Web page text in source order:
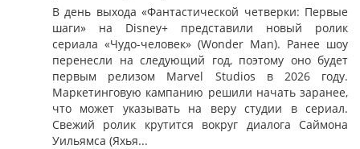
В день выхода «Фантастической четверки: Первые
шаги» на Disney+ представили новый ролик
сериала «Чудо-человек» (Wonder Man). Ранее шоу
перенесли на следующий год, поэтому оно будет
первым релизом Marvel Studios в 2026 году.
Маркетинговую кампанию решили начать заранее,
что может указывать на веру студии в сериал.
Свежий ролик крутится вокруг диалога Саймона
Уильямса (Яхья...